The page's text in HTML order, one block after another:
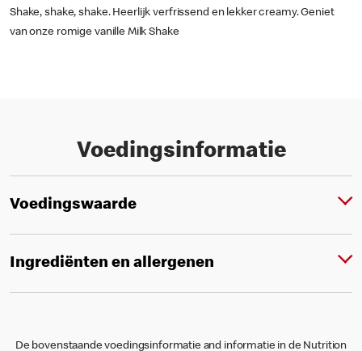
Shake, shake, shake. Heerlijk verfrissend en lekker creamy. Geniet
van onze romige vanille Milk Shake
Voedingsinformatie
Voedingswaarde
Ingrediënten en allergenen
De bovenstaande voedingsinformatie and informatie in de Nutrition